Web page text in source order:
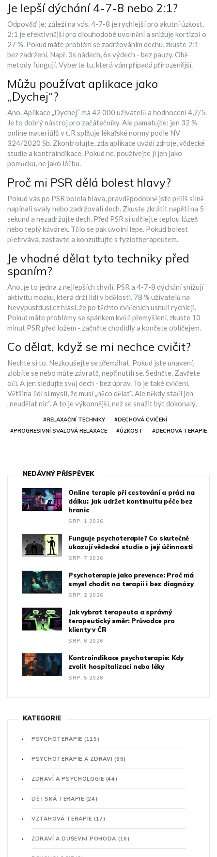
Je lepší dýchání 4-7-8 nebo 2:1?
Odpověď je: záleží na vás. 4-7-8 je rychlejší pro akutní úzkost.
2:1 je efektivnější pro dlouhodobé uvolnění a snižuje kortizol o
27 %. Pokud máte problém se zadržováním dechu, zkuste 2:1
bez zadržení. Např. 3s nádech, 6s výdech - bez pauzy. Obě
metody fungují. Vyberte tu, která vám připadá přirozenější.
Můžu používat aplikace jako
„Dychej“?
Ano. Aplikace „Dychej“ má 42 000 uživatelů a hodnocení 4,7/5.
Je to dobrý nástroj pro začátečníky. Ale pamatujte: jen 32 %
online materiálů v ČR splňuje lékařské normy podle NV
324/2020 Sb. Zkontrolujte, zda aplikace uvádí zdroje, vědecké
studie a kontraindikace. Pokud ne, používejte ji jen jako
pomůcku, ne jako léčbu.
Proč mi PSR dělá bolest hlavy?
Pokud vás po PSR bolela hlava, pravděpodobně jste příliš silně
napínali svaly nebo zadržovali dech. Zkuste zkrátit napětí na 5
sekund a nezadržujte dech. Před PSR si udělejte teplou lázeň
nebo teplý kávárek. Tělo se pak uvolní lépe. Pokud bolest
přetrvává, zastavte a konzultujte s fyziotherapeutem.
Je vhodné dělat tyto techniky před
spaním?
Ano, je to jedna z nejlepších chvílí. PSR a 4-7-8 dýchání snižují
aktivitu mozku, která drží lidí v bdělosti. 78 % uživatelů na
Nevypustdusi.cz hlásí, že po těchto cvičeních usnuli rychleji.
Pokud máte problémy se spánkem kvůli přemýšlení, zkuste 10
minut PSR před ložem - začněte chodidly a končete obličejem.
Co dělat, když se mi nechce cvičit?
Nechte si to. Nezkoušejte se přemáhat. Pokud jste unavení,
zlobíte se nebo máte závratě, nepřinutili se. Sedněte. Zavřete
oči. A jen sledujte svůj dech - bez úprav. To je také cvičení.
Většina lidí si myslí, že musí „něco dělat“. Ale někdy stačí jen
„neudělat nic“. A to je výkonnější, než se snažit být dokonalý.
#RELAXAČNÍ TECHNIKY
#DECHOVÁ CVIČENÍ
#PROGRESIVNÍ SVALOVÁ RELAXACE
#ÚZKOST #DECHOVÁ TERAPIE
NEDÁVNÝ PŘÍSPĚVEK
Online terapie při cestování a práci na
dálku: Jak udržet kontinuitu péče bez
hranic
SRP, 1 2026
Funguje psychoterapie? Co skutečně
ukazují vědecké studie o její účinnosti
SRP, 7 2026
Psychoterapie jako prevence: Proč má
smysl chodit na terapii i bez diagnózy
SRP, 2 2026
Jak vybrat terapeuta a správný
terapeutický směr: Průvodce pro
klienty v ČR
SRP, 6 2026
Kontraindikace psychoterapie: Kdy
zvolit hospitalizaci nebo léky
SRP, 5 2026
KATEGORIE
PSYCHOTERAPIE (115)
PSYCHOTERAPIE A ZDRAVÍ(86)
ZDRAVÍ A PSYCHOLOGIE (44)
DĚTSKÁ TERAPIE (24)
VZTAHOVÁ TERAPIE (17)
ZDRAVÍ A DUŠEVNÍ POHODA (16)